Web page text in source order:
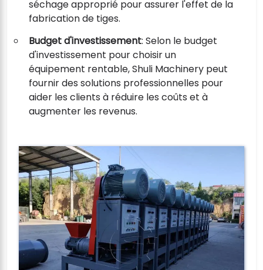
séchage approprié pour assurer l'effet de la
fabrication de tiges.
Budget d'investissement: Selon le budget
d'investissement pour choisir un
équipement rentable, Shuli Machinery peut
fournir des solutions professionnelles pour
aider les clients à réduire les coûts et à
augmenter les revenus.